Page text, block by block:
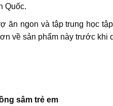
Quốc.
ngon và tập trung học
về sản phẩm này trước khi
sâm trẻ em